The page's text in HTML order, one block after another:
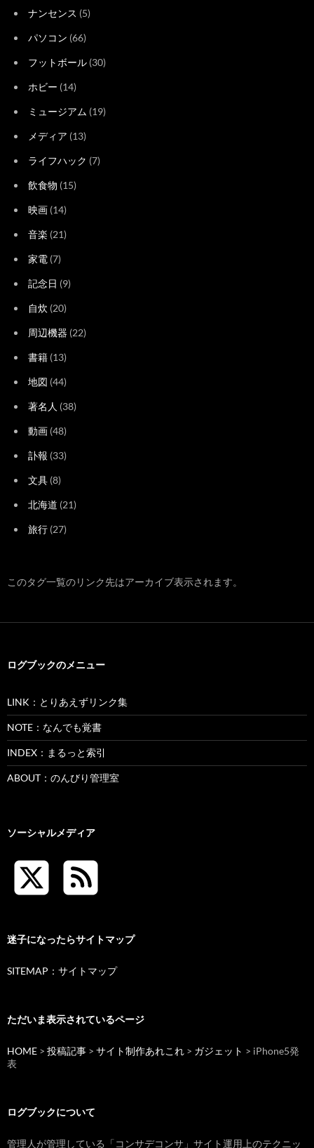
ナンセンス (5)
パソコン (66)
フットボール (30)
ホビー (14)
ミュージアム (19)
メディア (13)
ライフハック (7)
飲食物 (15)
映画 (14)
音楽 (21)
家電 (7)
記念日 (9)
自炊 (20)
周辺機器 (22)
書籍 (13)
地図 (44)
著名人 (38)
動画 (48)
訃報 (33)
文具 (8)
北海道 (21)
旅行 (27)
このタグ一覧のリンク先はアーカイブ表示されます。
ログブックのメニュー
LINK：とりあえずリンク集
NOTE：なんでも覚書
INDEX：まるっと索引
ABOUT：のんびり管理室
ソーシャルメディア
迷子になったらサイトマップ
SITEMAP：サイトマップ
ただいま表示されているページ
HOME > 投稿記事 > サイト制作あれこれ > ガジェット > iPhone5発
表
ログブックについて
管理人が管理している「コンサデコンサ」サイト運用上のテクニッ